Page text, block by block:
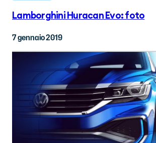
Lamborghini Huracan Evo: foto
7 gennaio 2019